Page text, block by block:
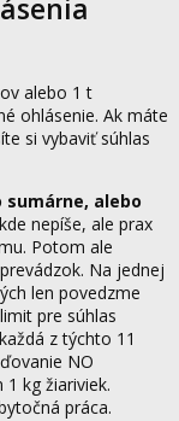
alebo 1 t
ohlásenie. Ak máte
si vybaviť súhlas
sumárne, alebo
nepíše, ale prax
Potom ale
Na jednej
len povedzme
pre súhlas
z týchto 11
NO
kg žiariviek.
práca.